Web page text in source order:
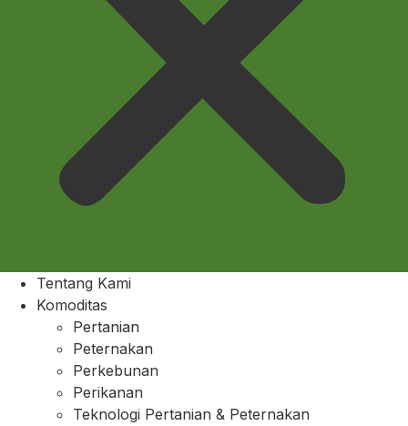
Tentang Kami
Komoditas
Pertanian
Peternakan
Perkebunan
Perikanan
Teknologi Pertanian & Peternakan